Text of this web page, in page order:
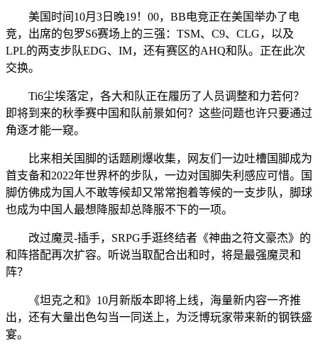
美国时间10月3日晚19！00，BB电竞正在美国举办了电
竞，出席的包罗S6赛场上的三强：TSM、C9、CLG，以及
LPL的两支步队EDG、IM，还有赛区的AHQ和队。正在此次
交换。
Ti6尘埃落定，各大和队正在履历了人员调整和力若何？
即将到来的秋季赛中国和队前景如何？这些问题也许只要通过
角逐才能一窥。
比来相关国脚的话题刷爆收集，网友们一边吐槽国脚成为
首支备和2022年世界杯的步队，一边对国脚失利感应可惜。国
脚仿佛成为国人不敢等候却又常常抱着等候的一支步队，脚球
也成为中国人最想降服却总降服不下的一项。
改过魔灵-插手，SRPG手逛终结者《神曲之符文豪杰》的
和阵搭配再次扩容。听说当取配合出和时，将是最强魔灵和
阵？
《坦克之和》10月新版本即将上线，海量新内容一齐推
出，还有大量出色勾当一同送上，为泛博玩家带来新的钢铁盛
宴。